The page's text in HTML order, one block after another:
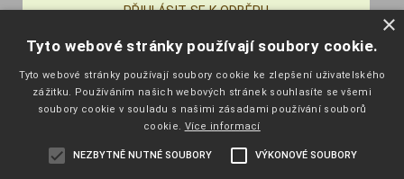
NAVIGACE
Úvodní strana
Katalog zboží
Obchodní podmínky
×
Tyto webové stránky používají soubory cookie.
Tyto webové stránky používají soubory cookie ke zlepšení uživatelského
zážitku. Používáním našich webových stránek souhlasíte se všemi
soubory cookie v souladu s našimi zásadami používání souborů
cookie. Více informací
NEZBYTNĚ NUTNÉ SOUBORY VÝKONOVÉ SOUBORY